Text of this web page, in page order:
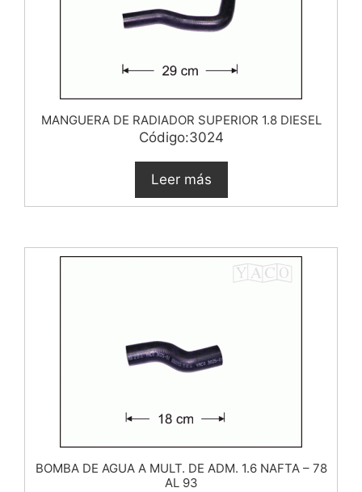
MANGUERA DE RADIADOR SUPERIOR 1.8 DIESEL
Código:3024
Leer más
BOMBA DE AGUA A MULT. DE ADM. 1.6 NAFTA – 78
AL 93